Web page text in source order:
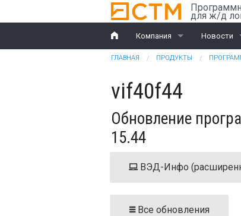
Перейти к основному содержанию
для ж/д
Компания
История
Награды
Партнеры
Клиенты
Дилеры
Обучение
Новости
Компания
ВЭД
Вы здесь
ГЛАВНАЯ ПРОДУКТЫ
vif40f44
Обновление
15.44
ВЭД-Инфо
Все обновления